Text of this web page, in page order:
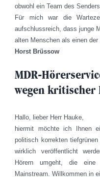
obwohl ein Team des
Für mich war die
aufschlussreich, dass junge
alten Menschen als einen der
Horst Brüssow
MDR-
wegen kritischer
Hallo, lieber Herr Hauke,
hiermit möchte ich Ihnen
politisch korrekten
wirklich veröffentlicht
Hörern umgeht, die
Mainstream. Willkommen in